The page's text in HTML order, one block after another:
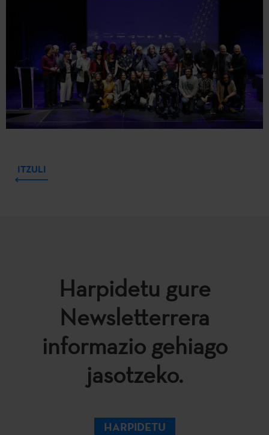
ITZULI
Harpidetu gure
Newsletterrera
informazio gehiago
jasotzeko.
HARPIDETU